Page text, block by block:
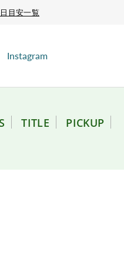
目安一覧
Instagram
TITLE PICKUP